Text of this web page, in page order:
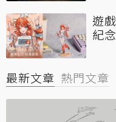
遊
紀
最新文章 熱門文章